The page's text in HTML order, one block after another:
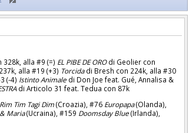
328k, alla #9 (=) EL PIBE DE OROdi Geolier con
alla #19 (+3) Torcidadi Bresh con 224k, alla #30
(-4) Istinto Animale di Don Joe feat. Gué, Annalisa &
di Articolo 31 feat. Tedua con 87k
Rim Tim Tagi Dim(Croazia), #76 Europapa(Olanda),
Maria(Ucraina), #159 Doomsday Blue(Irlanda),